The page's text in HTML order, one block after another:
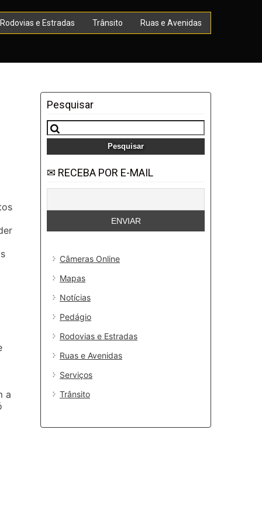
Rodovias e Estradas Trânsito Ruas e Avenidas
a
Pesquisar
Pesquisar
por:
✉ RECEBA POR E-MAIL
Câmeras Online
Mapas
Notícias
Pedágio
Rodovias e Estradas
Ruas e Avenidas
Serviços
Trânsito